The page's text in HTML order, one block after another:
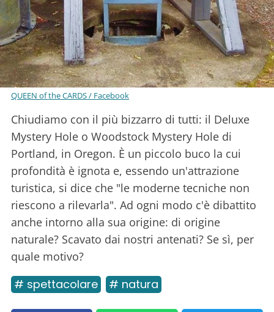
QUEEN of the CARDS / Facebook
Chiudiamo con il più bizzarro di tutti: il Deluxe
Mystery Hole o Woodstock Mystery Hole di
Portland, in Oregon. È un piccolo buco la cui
profondità è ignota e, essendo un'attrazione
turistica, si dice che "le moderne tecniche non
riescono a rilevarla". Ad ogni modo c'è dibattito
anche intorno alla sua origine: di origine
naturale? Scavato dai nostri antenati? Se sì, per
quale motivo?
# spettacolare # natura